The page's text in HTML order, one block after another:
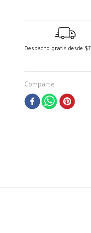
Despacho gratis desde
Comparte